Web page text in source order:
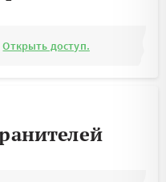
Открыть доступ.